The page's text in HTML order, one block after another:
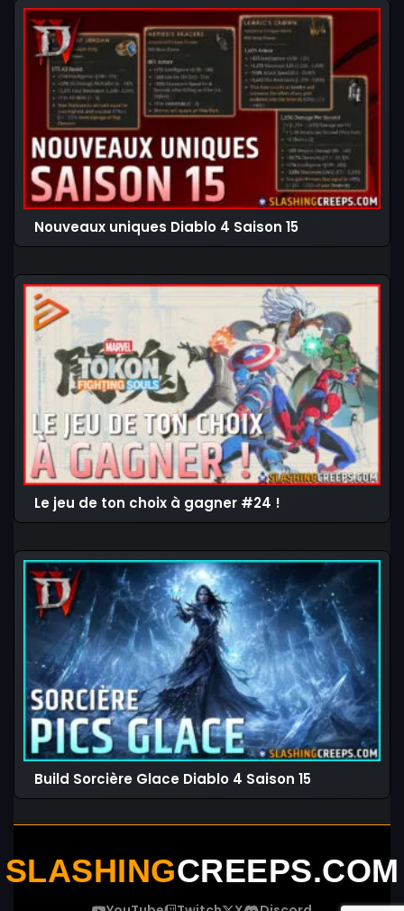
Nouveaux uniques Diablo 4 Saison 15
Le jeu de ton choix à gagner #24 !
Build Sorcière Glace Diablo 4 Saison 15
SLASHINGCREEPS.COM